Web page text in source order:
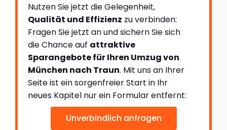
Nutzen Sie jetzt die Gelegenheit,
Qualität und Effizienz zu verbinden:
Fragen Sie jetzt an und sichern Sie sich
die Chance auf attraktive
Sparangebote für Ihren Umzug von
München nach Traun. Mit uns an Ihrer
Seite ist ein sorgenfreier Start in Ihr
neues Kapitel nur ein Formular entfernt:
Unverbindlich anfragen